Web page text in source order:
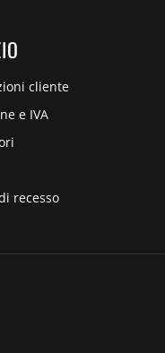
cliente
e IVA
recesso